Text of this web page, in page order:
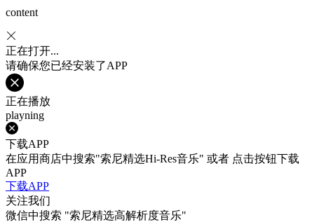
content
正在打开...
请确保您已经安装了APP
正在播放
playning
下载APP
在应用商店中搜索"索尼精选Hi-Res音乐" 或者 点击按钮下载
APP
下载APP
关注我们
微信中搜索 "索尼精选高解析度音乐"